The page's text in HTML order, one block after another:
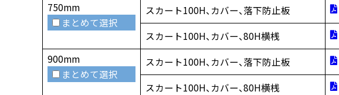
750mm
まとめて選択
スカート100H、カバー、落下防止板
スカート100H、カバー、80H横桟
900mm
まとめて選択
スカート100H、カバー、落下防止板
スカート100H、カバー、80H横桟